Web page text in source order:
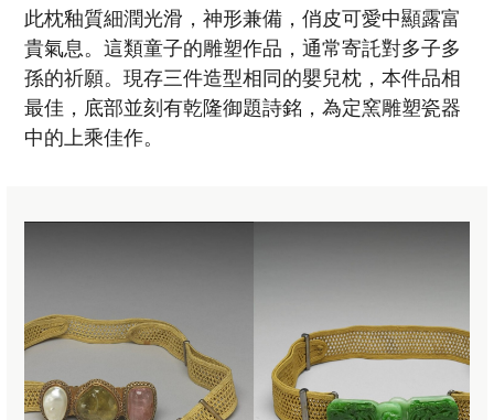
此枕釉質細潤光滑，神形兼備，俏皮可愛中顯露富
貴氣息。這類童子的雕塑作品，通常寄託對多子多
孫的祈願。現存三件造型相同的嬰兒枕，本件品相
最佳，底部並刻有乾隆御題詩銘，為定窯雕塑瓷器
中的上乘佳作。